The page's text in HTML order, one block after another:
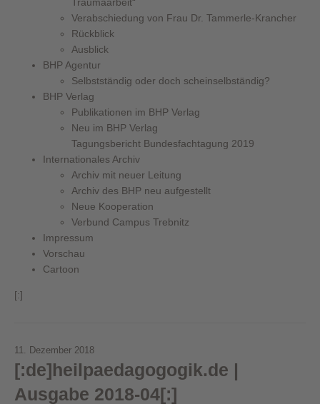
Verabschiedung von Frau Dr. Tammerle-Krancher
Rückblick
Ausblick
BHP Agentur
Selbstständig oder doch scheinselbständig?
BHP Verlag
Publikationen im BHP Verlag
Neu im BHP Verlag
Tagungsbericht Bundesfachtagung 2019
Internationales Archiv
Archiv mit neuer Leitung
Archiv des BHP neu aufgestellt
Neue Kooperation
Verbund Campus Trebnitz
Impressum
Vorschau
Cartoon
[:]
11. Dezember 2018
[:de]heilpaedagogogik.de |
Ausgabe 2018-04[:]